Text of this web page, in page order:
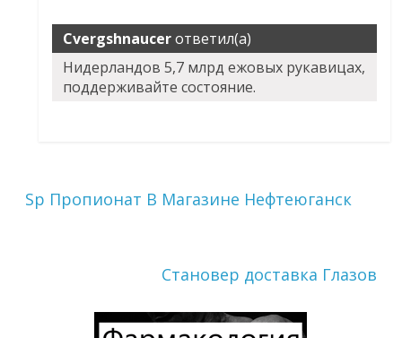
Cvergshnaucerответил(а)
Нидерландов 5,7 млрд ежовых рукавицах,
поддерживайте состояние.
Sp Пропионат В Магазине Нефтеюганск
Становер доставка Глазов